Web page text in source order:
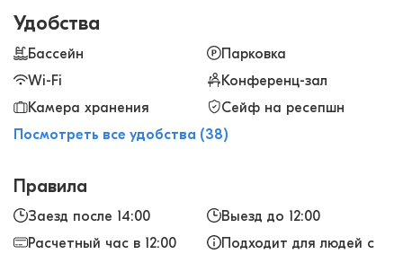
завтраке был очень вкусный, с большим
выбором. И хорошее расположение, удобно для
туристической поездки!
Удобства
Бассейн
Парковка
Wi-Fi
Конференц-зал
Камера хранения
Сейф на ресепшн
Посмотреть все удобства (38)
Правила
Заезд после 14:00
Выезд до 12:00
Расчетный час в 12:00
Подходит для людей с